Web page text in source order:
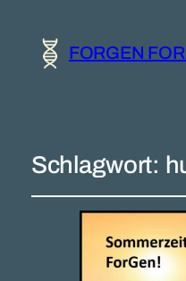
FORGEN
Schlagwort: